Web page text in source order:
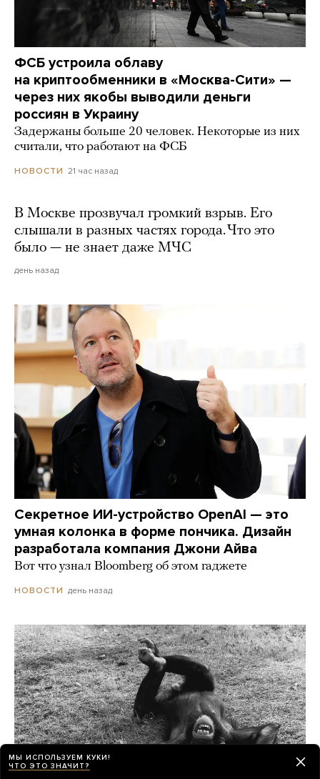
ФСБ устроила облаву
на криптообменники в «Москва-Сити» —
через них якобы выводили деньги
россиян в Украину
Задержаны больше 20 человек. Некоторые из них
считали, что работают на ФСБ
НОВОСТИ 21 час назад
В Москве прозвучал громкий взрыв. Его
слышали в разных частях города. Что это
было — не знает даже МЧС
день назад
Секретное ИИ-устройство OpenAI — это
умная колонка в форме пончика. Дизайн
разработала компания Джони Айва
Вот что узнал Bloomberg об этом гаджете
НОВОСТИ день назад
МЫ ИСПОЛЬЗУЕМ КУКИ!
ЧТО ЭТО ЗНАЧИТ?